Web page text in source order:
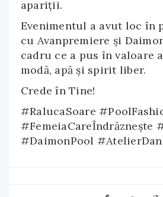
apariții.
Evenimentul a avut loc în
cu Avanpremiere și
cadru ce a pus în valoare
modă, apă și spirit liber.
Crede în Tine!
#RalucaSoare
#FemeiaCareÎndrăznește
#DaimonPool